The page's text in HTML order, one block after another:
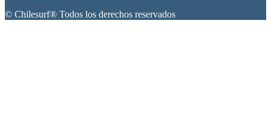
© Chilesurf® Todos los derechos reservados